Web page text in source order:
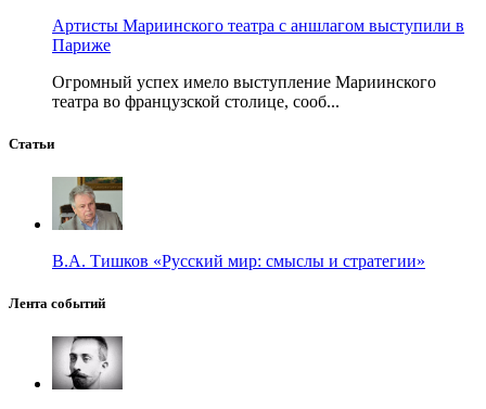
Артисты Мариинского театра с аншлагом выступили в
Париже
Огромный успех имело выступление Мариинского
театра во французской столице, сооб...
Статьи
В.А. Тишков «Русский мир: смыслы и стратегии»
Лента событий